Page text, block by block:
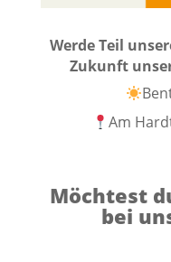
Werde Teil
Zukunft
Am
Möchtest
bei